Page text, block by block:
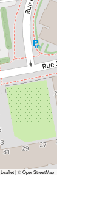
Leaflet|©OpenStreetMap